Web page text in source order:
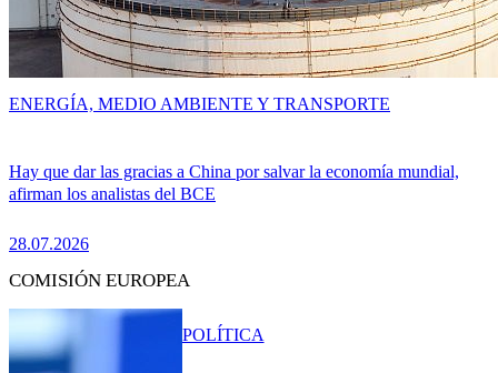
Hay que dar las gracias a China por salvar la economía mundial,
afirman los analistas del BCE
28.07.2026
ENERGÍA, MEDIO AMBIENTE Y TRANSPORTE
COMISIÓN EUROPEA
POLÍTICA